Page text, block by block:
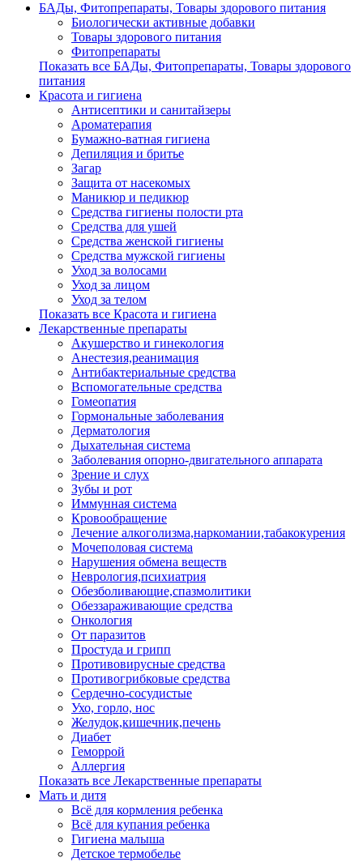
БАДы, Фитопрепараты, Товары здорового питания
Биологически активные добавки
Товары здорового питания
Фитопрепараты
Показать все БАДы, Фитопрепараты, Товары здорового
питания
Красота и гигиена
Антисептики и санитайзеры
Ароматерапия
Бумажно-ватная гигиена
Депиляция и бритье
Загар
Защита от насекомых
Маникюр и педикюр
Средства гигиены полости рта
Средства для ушей
Средства женской гигиены
Средства мужской гигиены
Уход за волосами
Уход за лицом
Уход за телом
Показать все Красота и гигиена
Лекарственные препараты
Акушерство и гинекология
Анестезия,реанимация
Антибактериальные средства
Вспомогательные средства
Гомеопатия
Гормональные заболевания
Дерматология
Дыхательная система
Заболевания опорно-двигательного аппарата
Зрение и слух
Зубы и рот
Иммунная система
Кровообращение
Лечение алкоголизма,наркомании,табакокурения
Мочеполовая система
Нарушения обмена веществ
Неврология,психиатрия
Обезболивающие,спазмолитики
Обеззараживающие средства
Онкология
От паразитов
Простуда и грипп
Противовирусные средства
Противогрибковые средства
Сердечно-сосудистые
Ухо, горло, нос
Желудок,кишечник,печень
Диабет
Геморрой
Аллергия
Показать все Лекарственные препараты
Мать и дитя
Всё для кормления ребенка
Всё для купания ребенка
Гигиена малыша
Детское термобелье